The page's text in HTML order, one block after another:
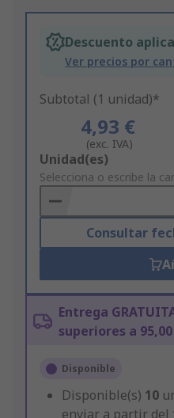
Descuento
Ver precios por
Subtotal (1 unidad)*
4,93 €
(exc. IVA)
Add
to
Basket
Unidad(es)
Selecciona o escribe la
Consultar
Entrega
superiores a
Disponible
Disponible(s) 10
enviar a partir del